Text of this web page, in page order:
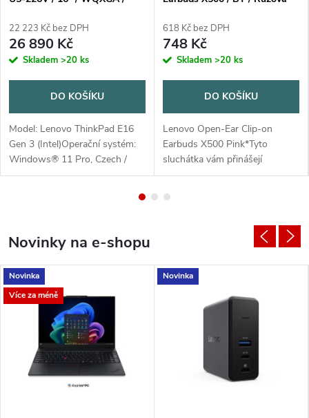
W11P / Black / 3R On-Site
22 223 Kč bez DPH
26 890 Kč
Skladem >20 ks
DO KOŠÍKU
Model: Lenovo ThinkPad E16
Gen 3 (Intel)Operační systém:
Windows® 11 Pro, Czech /
Slovak / EnglishProcesor:Intel
618 Kč bez DPH
748 Kč
Skladem >20 ks
DO KOŠÍKU
Lenovo Open-Ear Clip-on
Earbuds X500 Pink*Tyto
sluchátka vám přinášejí
výjimečné celodenní
snadné každodenní používání a
Novinky na e-shopu
Novinka
Více za méně
Novinka